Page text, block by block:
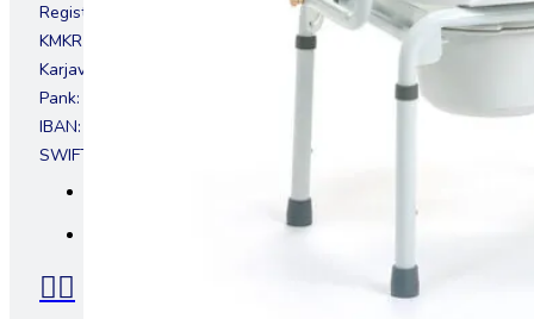
Registrikood 11556462
KMKR EE101281362
Karjavälja tn 4, 12918, Tallinn, Eesti
Pank: LHV pank
IBAN: EE157700771002907760
SWIFT: LHVBEE22